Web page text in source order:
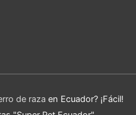
de raza en Ecuador? ¡Fácil!